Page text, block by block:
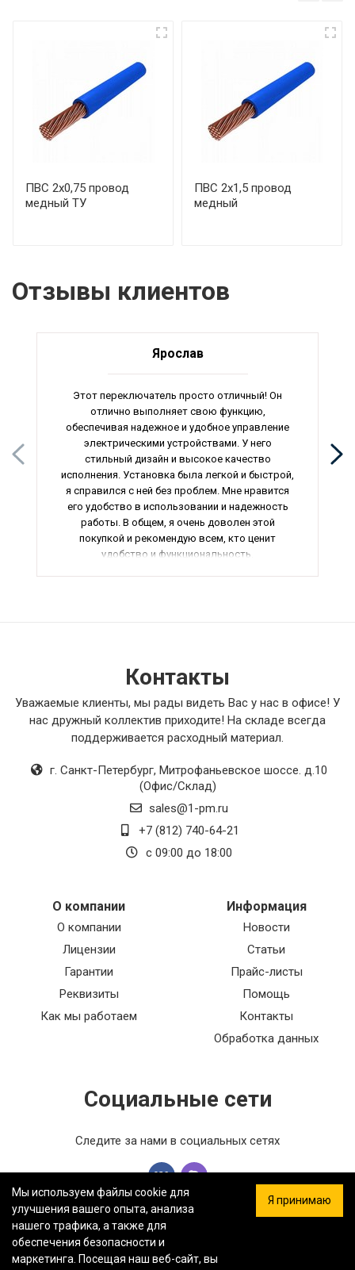
ПВС 2х0,75 провод
медный ТУ
ПВС 2х1,5 провод
медный
Отзывы клиентов
Ярослав
Этот переключатель просто отличный! Он
отлично выполняет свою функцию,
обеспечивая надежное и удобное управление
электрическими устройствами. У него
стильный дизайн и высокое качество
исполнения. Установка была легкой и быстрой,
я справился с ней без проблем. Мне нравится
его удобство в использовании и надежность
работы. В общем, я очень доволен этой
покупкой и рекомендую всем, кто ценит
удобство и функциональность.
Контакты
Уважаемые клиенты, мы рады видеть Вас у нас в офисе! У
нас дружный коллектив приходите! На складе всегда
поддерживается расходный материал.
г. Санкт-Петербург, Митрофаньевское шоссе. д.10
(Офис/Склад)
sales@1-pm.ru
+7 (812) 740-64-21
с 09:00 до 18:00
О компании
О компании
Лицензии
Гарантии
Реквизиты
Как мы работаем
Информация
Новости
Статьи
Прайс-листы
Помощь
Контакты
Обработка данных
Социальные сети
Следите за нами в социальных сетях
ООО «ФЕРСТ МАСТЕР» — Информация на сайте не является
Мы используем файлы cookie для
улучшения вашего опыта, анализа
нашего трафика, а также для
обеспечения безопасности и
маркетинга. Посещая наш веб-сайт, вы
Я принимаю